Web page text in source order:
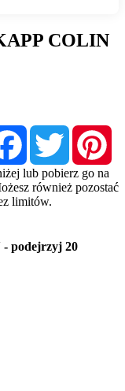
COLIN
FacebookTwitter
lub pobierz go na
również pozostać
limitów.
- podejrzyj 20